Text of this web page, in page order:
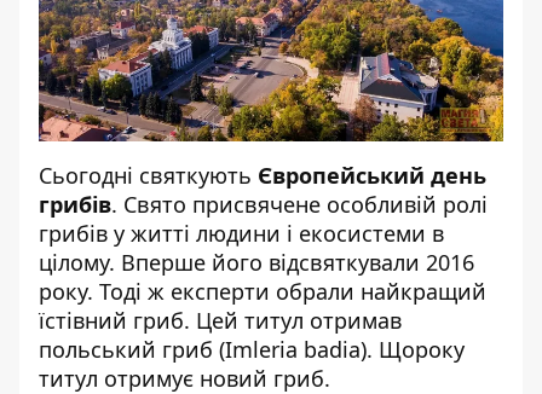
Сьогодні святкують Європейський день
грибів. Свято присвячене особливій ролі
грибів у житті людини і екосистеми в
цілому. Вперше його відсвяткували 2016
року. Тоді ж експерти обрали найкращий
їстівний гриб. Цей титул отримав
польський гриб (Imleria badia). Щороку
титул отримує новий гриб.